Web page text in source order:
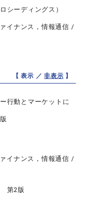
シーディングス）
イナンス，情報通信 /
【 表示 ／非表示 】
行動とマーケットに
イナンス，情報通信 /
第2版